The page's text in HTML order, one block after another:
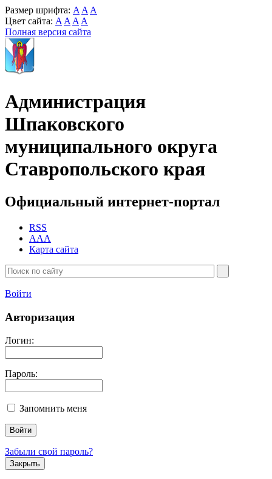
Размер шрифта: A A A
Цвет сайта: A A A A
Полная версия сайта
Администрация
Шпаковского
муниципального округа
Ставропольского края
Официальный интернет-портал
RSS
AAA
Карта сайта
Войти
Авторизация
Логин:
Пароль:
Запомнить меня
Забыли свой пароль?
Закрыть